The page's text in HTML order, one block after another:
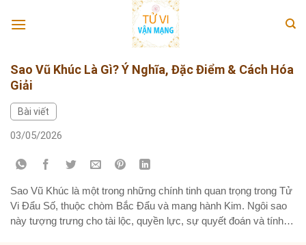
Sao Vũ Khúc Là Gì? Ý Nghĩa, Đặc Điểm & Cách Hóa
Giải
Bài viết
03/05/2026
Sao Vũ Khúc là một trong những chính tinh quan trọng trong Tử
Vi Đẩu Số, thuộc chòm Bắc Đẩu và mang hành Kim. Ngôi sao
này tượng trưng cho tài lộc, quyền lực, sự quyết đoán và tính